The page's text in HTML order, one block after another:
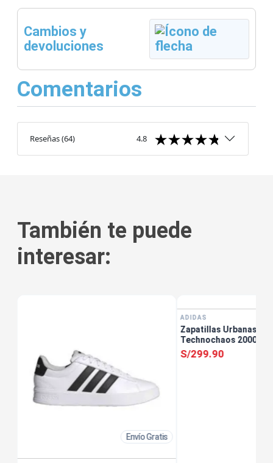
Cambios y
devoluciones
Comentarios
Reseñas(64) 4.8
También te puede
interesar:
Envío Gratis
ADIDAS
Zapatillas Urbanas
Technochaos 2000
S/299.90